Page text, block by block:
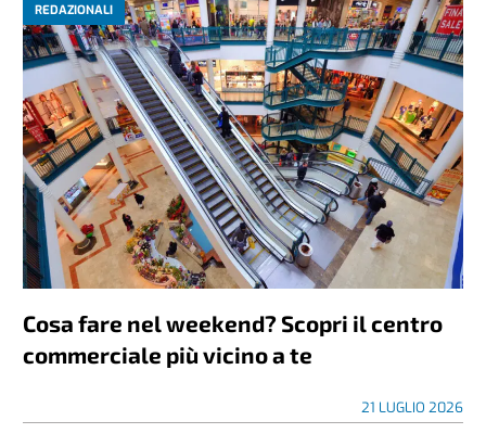
REDAZIONALI
Cosa fare nel weekend? Scopri il centro
commerciale più vicino a te
21 LUGLIO 2026